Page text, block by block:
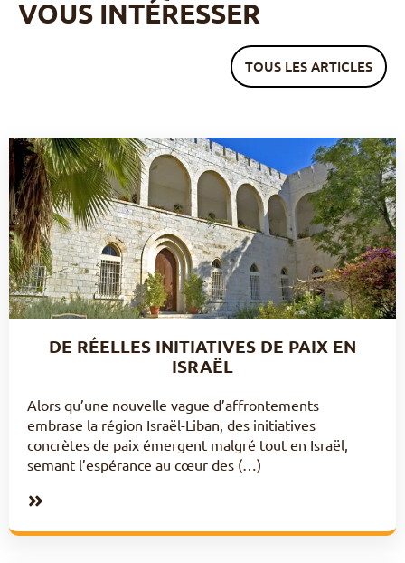
VOUS INTÉRESSER
TOUS LES ARTICLES
DE RÉELLES INITIATIVES DE PAIX EN
ISRAËL
Alors qu’une nouvelle vague d’affrontements
embrase la région Israël-Liban, des initiatives
concrètes de paix émergent malgré tout en Israël,
semant l’espérance au cœur des (…)